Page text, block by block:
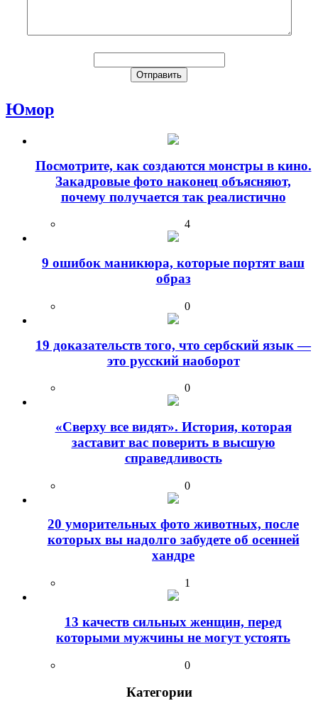
Юмор
Посмотрите, как создаются монстры в кино.
Закадровые фото наконец объясняют,
почему получается так реалистично
4
9 ошибок маникюра, которые портят ваш
образ
0
19 доказательств того, что сербский язык —
это русский наоборот
0
«Сверху все видят». История, которая
заставит вас поверить в высшую
справедливость
0
20 уморительных фото животных, после
которых вы надолго забудете об осенней
хандре
1
13 качеств сильных женщин, перед
которыми мужчины не могут устоять
0
Категории